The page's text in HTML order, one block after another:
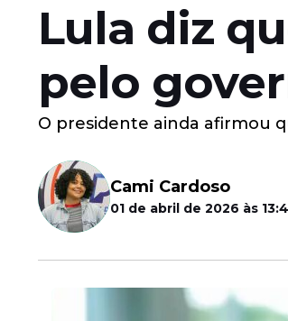
Lula diz
pelo
O presidente ainda afirmou
Cami Cardoso
01 de abril de 2026 às